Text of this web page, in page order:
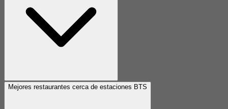
Mejores restaurantes cerca de estaciones BTS